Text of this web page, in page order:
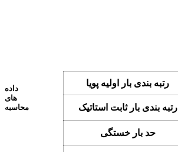
داده
های
محاسبه
رتبه بندی بار اولیه پویا
رتبه بندی بار ثابت استاتیک
حد بار خستگی